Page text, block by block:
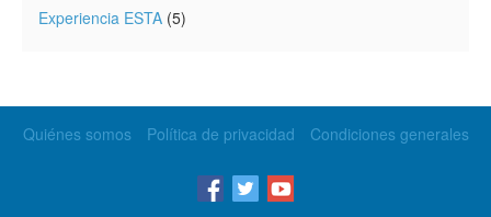
Experiencia ESTA (5)
Quiénes somos Política de privacidad Condiciones generales